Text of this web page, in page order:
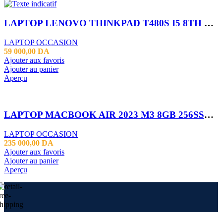
LAPTOP LENOVO THINKPAD T480S I5 8TH 16GB 256SSD 14″
LAPTOP OCCASION
59 000,00 DA
Ajouter aux favoris
Ajouter au panier
Aperçu
LAPTOP MACBOOK AIR 2023 M3 8GB 256SSD 15.6″
LAPTOP OCCASION
235 000,00 DA
Ajouter aux favoris
Ajouter au panier
Aperçu